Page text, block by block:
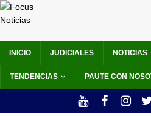
INICIO JUDICIALES NOTICIAS
TENDENCIAS PAUTE CON